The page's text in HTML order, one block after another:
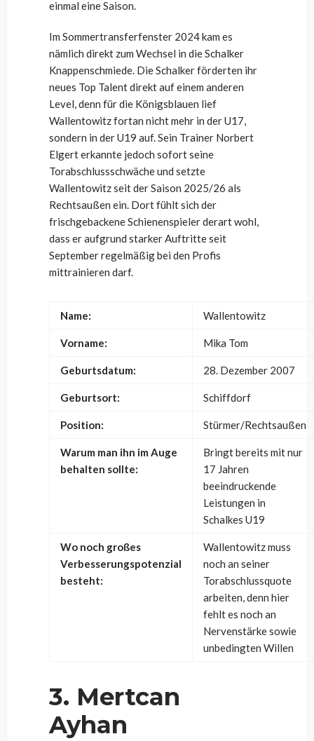
einmal eine Saison.
Im Sommertransferfenster 2024 kam es
nämlich direkt zum Wechsel in die Schalker
Knappenschmiede. Die Schalker förderten ihr
neues Top Talent direkt auf einem anderen
Level, denn für die Königsblauen lief
Wallentowitz fortan nicht mehr in der U17,
sondern in der U19 auf. Sein Trainer Norbert
Elgert erkannte jedoch sofort seine
Torabschlussschwäche und setzte
Wallentowitz seit der Saison 2025/26 als
Rechtsaußen ein. Dort fühlt sich der
frischgebackene Schienenspieler derart wohl,
dass er aufgrund starker Auftritte seit
September regelmäßig bei den Profis
mittrainieren darf.
Name: Wallentowitz
Vorname: Mika Tom
Geburtsdatum: 28. Dezember 2007
Geburtsort: Schiffdorf
Position: Stürmer/Rechtsaußen
Warum man ihn im Auge
behalten sollte:
Bringt bereits mit nur
17 Jahren
beeindruckende
Leistungen in
Schalkes U19
Wo noch großes
Verbesserungspotenzial
besteht:
Wallentowitz muss
noch an seiner
Torabschlussquote
arbeiten, denn hier
fehlt es noch an
Nervenstärke sowie
unbedingten Willen
3. Mertcan
Ayhan